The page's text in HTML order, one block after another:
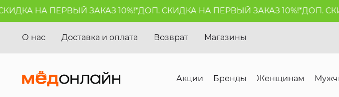
НА ПЕРВЫЙ ЗАКАЗ 10%!*ДОП. СКИДКА НА ПЕРВЫЙ ЗАКАЗ 10%!*ДОП.
О нас Доставка и оплата Возврат Магазины
Акции Бренды Женщинам